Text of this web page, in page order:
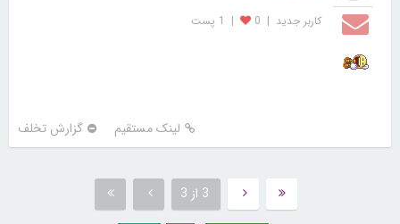
کاربر جديد |
0
| 1 پست
لینک مستقیم گزارش تخلف
3 از 3